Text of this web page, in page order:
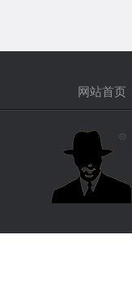
网站首页